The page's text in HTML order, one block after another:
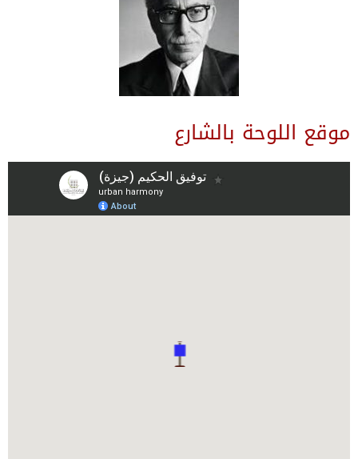
موقع اللوحة بالشارع